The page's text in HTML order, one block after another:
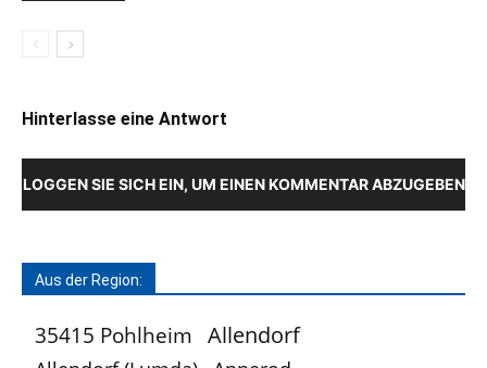
Hinterlasse eine Antwort
LOGGEN SIE SICH EIN, UM EINEN KOMMENTAR ABZUGEBEN
Aus der Region:
35415 Pohlheim Allendorf